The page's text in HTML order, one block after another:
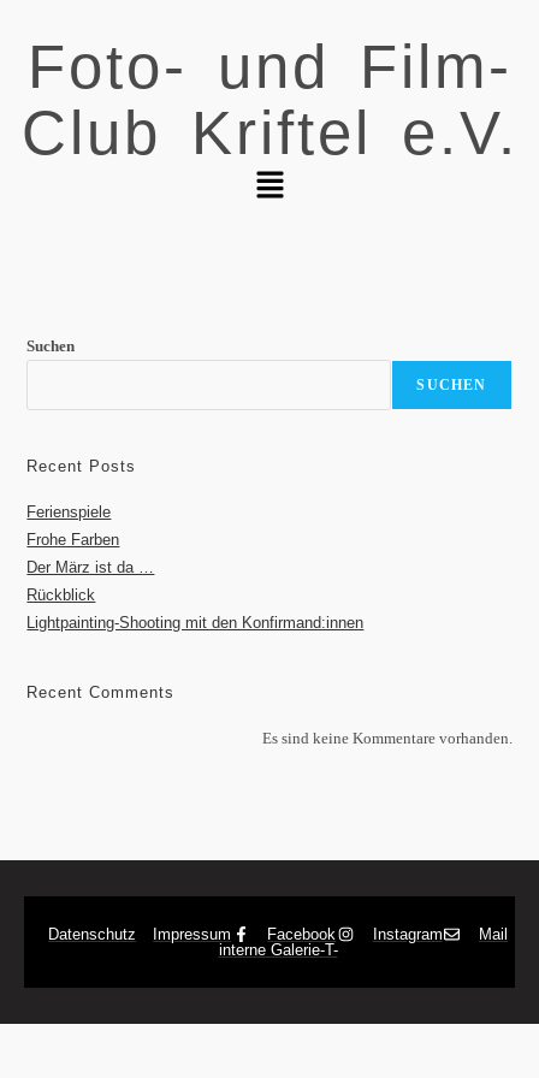
Foto- und Film-
Club Kriftel e.V.
Suchen
SUCHEN
Recent Posts
Ferienspiele
Frohe Farben
Der März ist da …
Rückblick
Lightpainting-Shooting mit den Konfirmand:innen
Recent Comments
Es sind keine Kommentare vorhanden.
Datenschutz Impressum Facebook Instagram
Mail
interne Galerie-T-